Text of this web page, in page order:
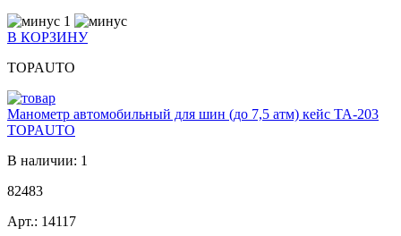
1
В КОРЗИНУ
TOPAUTO
Манометр автомобильный для шин (до 7,5 атм) кейс TA-203
TOPAUTO
В наличии: 1
82483
Арт.: 14117